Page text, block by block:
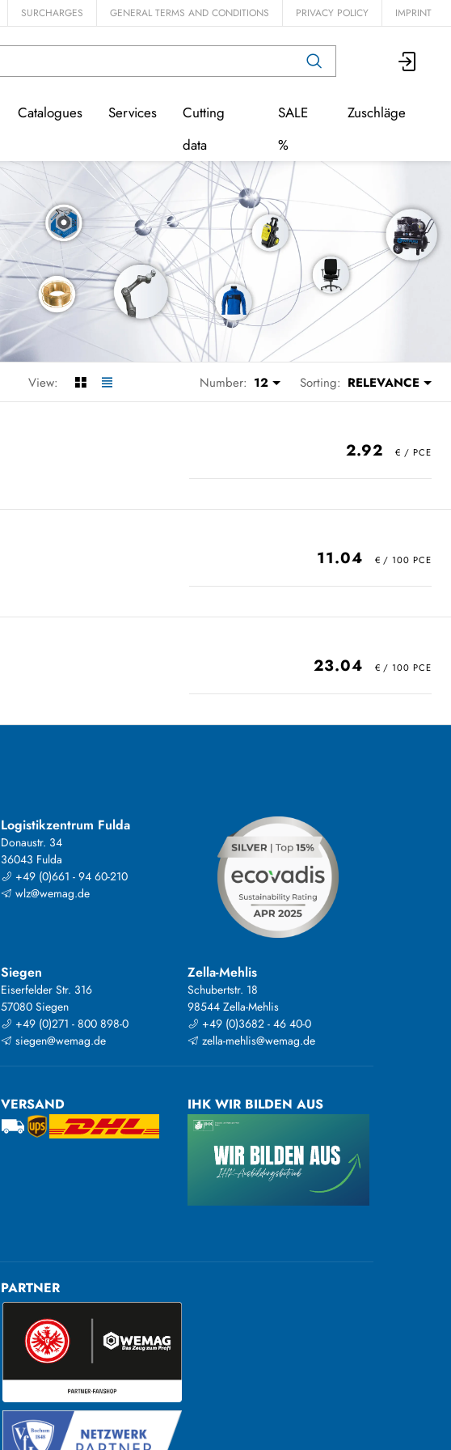
SURCHARGES GENERAL TERMS AND CONDITIONS PRIVACY POLICY IMPRINT
Catalogues Services
Cutting
data
SALE
%
Zuschläge
View: Number: 12 Sorting: RELEVANCE
2.92
11.04
23.04
Logistikzentrum Fulda
Donaustr. 34
36043 Fulda
+49 (0)661 - 94 60-210
wlz@wemag.de
Siegen
Eiserfelder Str. 316
57080 Siegen
+49 (0)271 - 800 898-0
siegen@wemag.de
Zella-Mehlis
Schubertstr. 18
98544 Zella-Mehlis
+49 (0)3682 - 46 40-0
zella-mehlis@wemag.de
VERSAND IHK WIR BILDEN AUS
PARTNER